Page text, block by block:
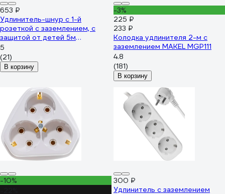
653 ₽
Удлинитель-шнур с 1-й
розеткой с заземлением, с
защитой от детей 5м
Electraline 01637
5
(21)
В корзину
-3%
225 ₽
233 ₽
Колодка удлинителя 2-м с
заземлением MAKEL MGP111
4.8
(181)
В корзину
-10%
300 ₽
Удлинитель с заземлением